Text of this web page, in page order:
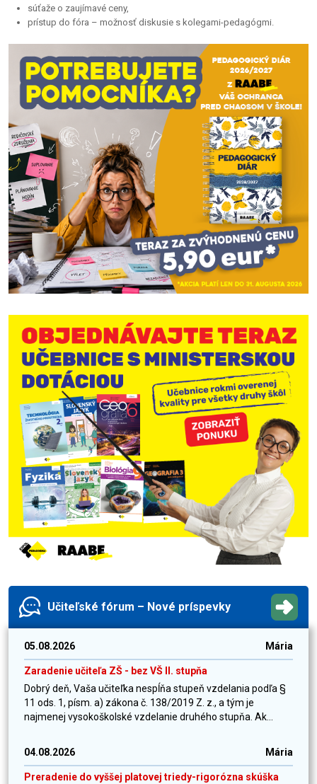
súťaže o zaujímavé ceny,
prístup do fóra – možnosť diskusie s kolegami-pedagógmi.
Učiteľské fórum – Nové príspevky
05.08.2026 Mária
Zaradenie učiteľa ZŠ - bez VŠ II. stupňa
Dobrý deň, Vaša učiteľka nespĺňa stupeň vzdelania podľa §
11 ods. 1, písm. a) zákona č. 138/2019 Z. z., a tým je
najmenej vysokoškolské vzdelanie druhého stupňa. Ak...
04.08.2026 Mária
Preradenie do vyššej platovej triedy-rigorózna skúška